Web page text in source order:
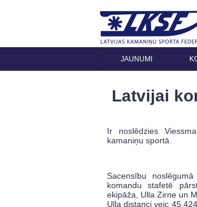
JAUNUMI
Latvijai
Ir noslēdzies
kamaniņu sportā.
Sacensību
komandu stafetē
ekipāža, Ulla Zirne un
Ulla distanci veic